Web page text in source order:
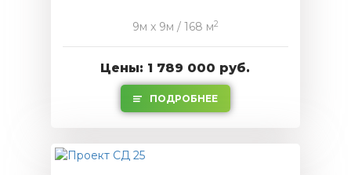
9м x 9м / 168 м2
Цены: 1 789 000 руб.
ПОДРОБНЕЕ